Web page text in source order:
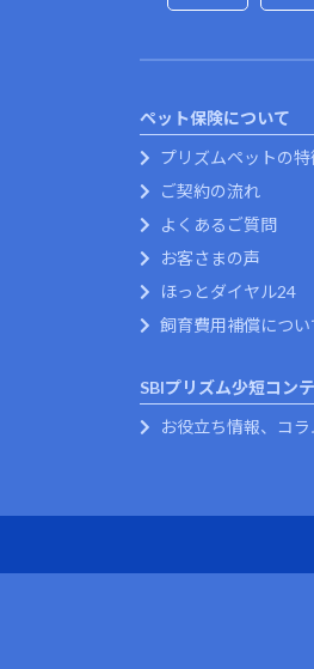
ペット保険について
プリズムペットの特
ご契約の流れ
よくあるご質問
お客さまの声
ほっとダイヤル24
飼育費用補償につい
SBIプリズム少短コン
お役立ち情報、コラ